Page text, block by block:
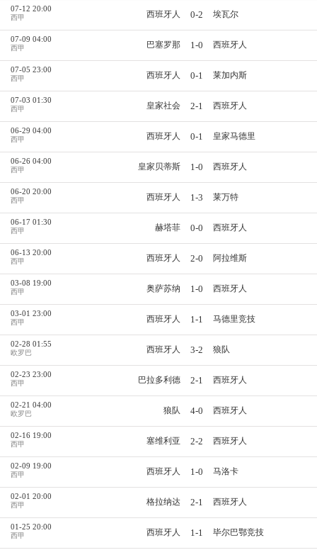
07-12 20:00
西甲 西班牙人 0-2 埃瓦尔
07-09 04:00
西甲 巴塞罗那 1-0 西班牙人
07-05 23:00
西甲 西班牙人 0-1 莱加内斯
07-03 01:30
西甲 皇家社会 2-1 西班牙人
06-29 04:00
西甲 西班牙人 0-1 皇家马德里
06-26 04:00
西甲 皇家贝蒂斯 1-0 西班牙人
06-20 20:00
西甲 西班牙人 1-3 莱万特
06-17 01:30
西甲 赫塔菲 0-0 西班牙人
06-13 20:00
西甲 西班牙人 2-0 阿拉维斯
03-08 19:00
西甲 奥萨苏纳 1-0 西班牙人
03-01 23:00
西甲 西班牙人 1-1 马德里竞技
02-28 01:55
欧罗巴 西班牙人 3-2 狼队
02-23 23:00
西甲 巴拉多利德 2-1 西班牙人
02-21 04:00
欧罗巴 狼队 4-0 西班牙人
02-16 19:00
西甲 塞维利亚 2-2 西班牙人
02-09 19:00
西甲 西班牙人 1-0 马洛卡
02-01 20:00
西甲 格拉纳达 2-1 西班牙人
01-25 20:00
西甲 西班牙人 1-1 毕尔巴鄂竞技